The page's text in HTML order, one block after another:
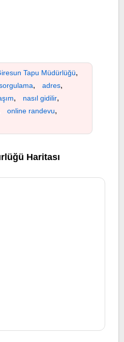
Tapu Müdürlüğü,
, adres,
, nasıl gidilir,
online randevu,
Haritası